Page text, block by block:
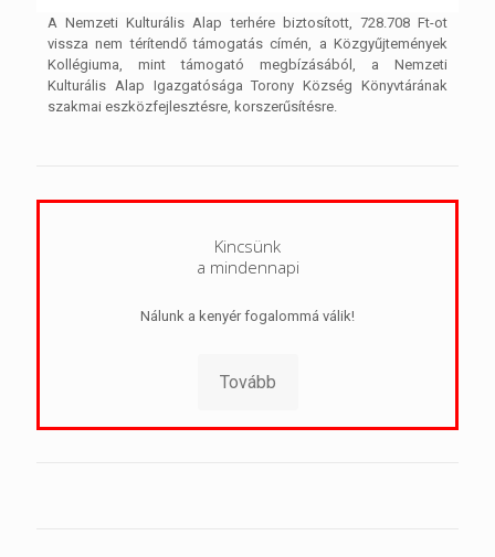
A Nemzeti Kulturális Alap terhére biztosított, 728.708 Ft-ot
vissza nem térítendő támogatás címén, a Közgyűjtemények
Kollégiuma, mint támogató megbízásából, a Nemzeti
Kulturális Alap Igazgatósága Torony Község Könyvtárának
szakmai eszközfejlesztésre, korszerűsítésre.
Kincsünk
a mindennapi
Nálunk a kenyér fogalommá válik!
Tovább